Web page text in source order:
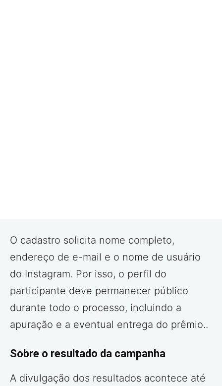
O cadastro solicita nome completo,
endereço de e-mail e o nome de usuário
do Instagram. Por isso, o perfil do
participante deve permanecer público
durante todo o processo, incluindo a
apuração e a eventual entrega do prêmio..
Sobre o resultado da campanha
A divulgação dos resultados acontece até